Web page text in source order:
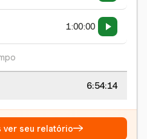
1:00:00
6:54:15
ver seu relatório→